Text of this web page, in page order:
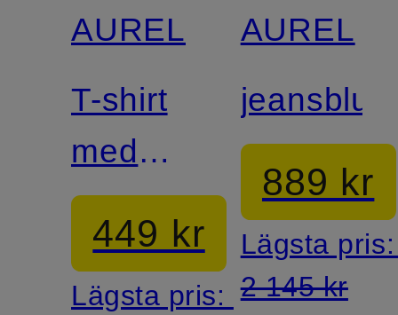
AUREL
T-shirt
med
smyckestenar
449 kr
Lägsta pris:
AUREL
jeansblus
889 kr
Lägsta
2 145 kr